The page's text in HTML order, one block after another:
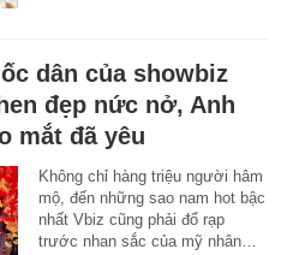
dân của showbiz
đẹp nức nở, Anh
mắt đã yêu
Không chỉ hàng triệu người hâm
mộ, đến những sao nam hot bậc
nhất Vbiz cũng phải đổ rạp
trước nhan sắc của mỹ nhân…